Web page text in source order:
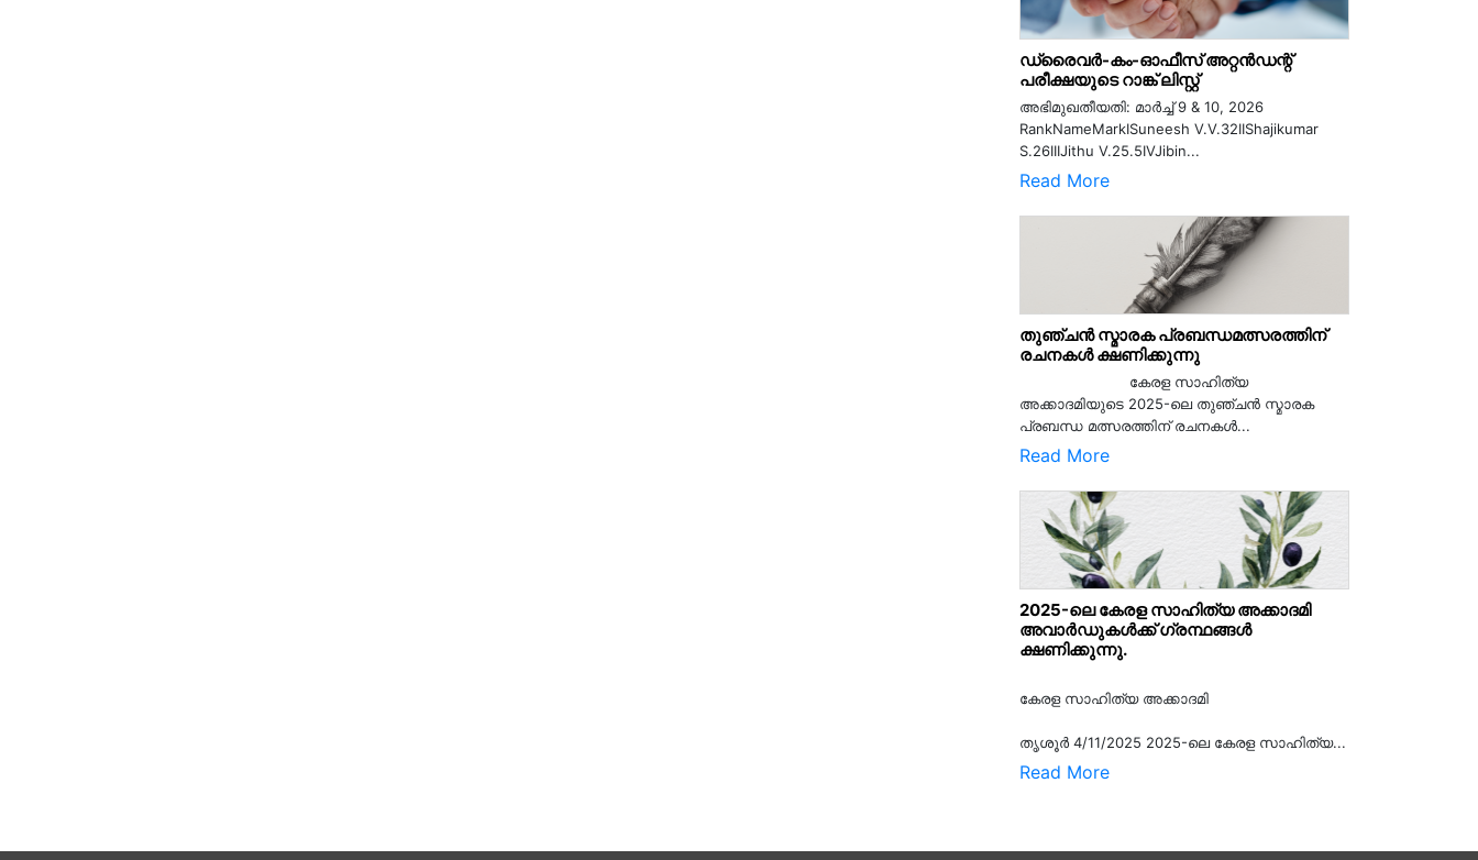
ഡ്രൈവർ-കം-ഓഫീസ് അറ്റൻഡന്റ്
പരീക്ഷയുടെ റാങ്ക് ലിസ്റ്റ്
അഭിമുഖതീയതി: മാർച്ച് 9 & 10, 2026
RankNameMarkISuneesh V.V.32IIShajikumar
S.26IIIJithu V.25.5IVJibin...
Read More
തുഞ്ചൻ സ്മാരക പ്രബന്ധമത്സരത്തിന്
രചനകൾ ക്ഷണിക്കുന്നു
കേരള സാഹിത്യ
അക്കാദമിയുടെ 2025-ലെ തുഞ്ചൻ സ്മാരക
പ്രബന്ധ മത്സരത്തിന് രചനകൾ...
Read More
2025-ലെ കേരള സാഹിത്യ അക്കാദമി
അവാർഡുകൾക്ക് ഗ്രന്ഥങ്ങൾ
ക്ഷണിക്കുന്നു.
കേരള സാഹിത്യ അക്കാദമി
തൃശൂര്‍ 4/11/2025 2025-ലെ കേരള സാഹിത്യ...
Read More